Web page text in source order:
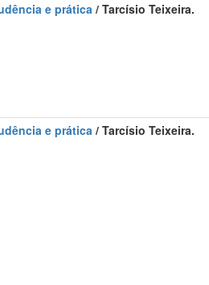
e prática/ Tarcísio Teixeira.
e prática/ Tarcísio Teixeira.